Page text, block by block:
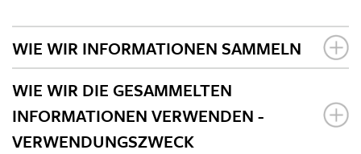
WIE WIR INFORMATIONEN SAMMELN
WIE WIR DIE GESAMMELTEN
INFORMATIONEN VERWENDEN -
VERWENDUNGSZWECK